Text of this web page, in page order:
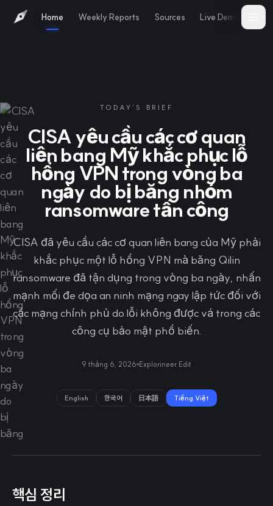
Home Weekly Reports Sources Live Demo
TODAY'S BRIEF
CISA yêu cầu các cơ quan
liên bang Mỹ khắc phục lỗ
hổng VPN trong vòng ba
ngày do bị băng nhóm
ransomware tấn công
CISA đã yêu cầu các cơ quan liên bang của Mỹ phải
khắc phục một lỗ hổng VPN mà băng Qilin
ransomware đã tận dụng trong vòng ba ngày, nhấn
mạnh mối đe dọa an ninh mạng ngay lập tức đối với
các mạng chính phủ do lỗi không được vá trong các
công cụ bảo mật phổ biến.
9 tháng 6, 2026 Explorineer Edit
English 한국어 日本語 Tiếng Việt
핵심 정리